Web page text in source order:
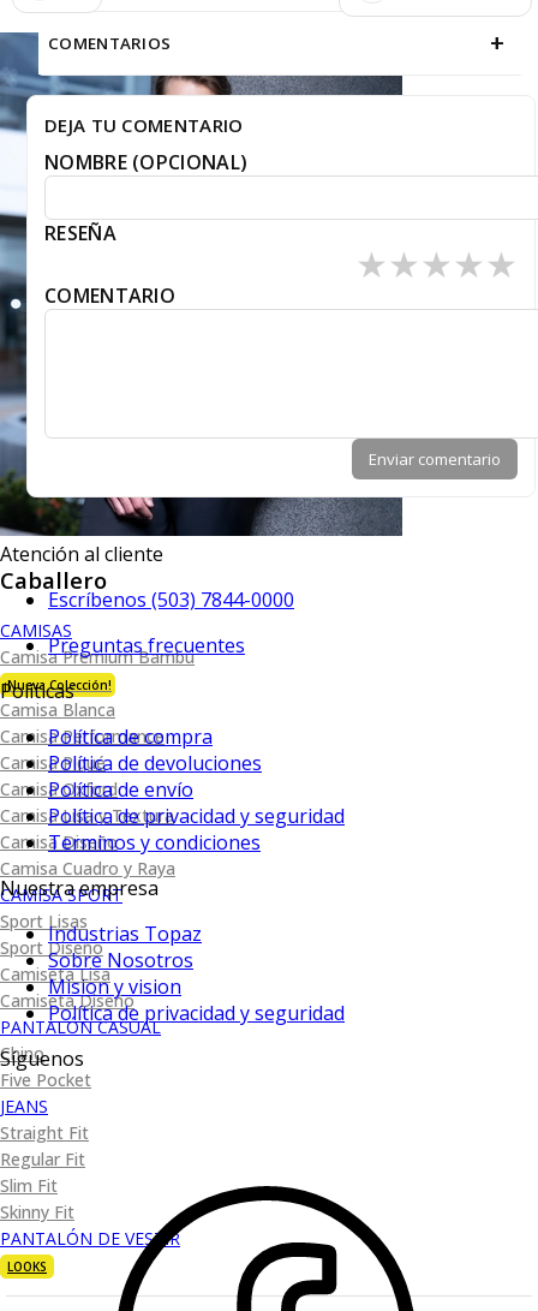
Caballero
CAMISAS
Camisa Premium Bambú
¡Nueva Colección!
Camisa Blanca
Camisa Performance
Camisa Piqué
Camisa Oxford
Camisa Lisa y Textura
Camisa Diseño
Camisa Cuadro y Raya
CAMISA SPORT
Sport Lisas
Sport Diseño
Camiseta Lisa
Camiseta Diseño
PANTALÓN CASUAL
Chino
Five Pocket
JEANS
Straight Fit
Regular Fit
Slim Fit
Skinny Fit
PANTALÓN DE VESTIR
LOOKS
COMENTARIOS +
DEJA TU COMENTARIO
NOMBRE (OPCIONAL)
RESEÑA
★
★
★
★
★
COMENTARIO
Enviar comentario
Atención al cliente
Escríbenos (503) 7844-0000
Preguntas frecuentes
Políticas
Política de compra
Política de devoluciones
Política de envío
Política de privacidad y seguridad
Terminos y condiciones
Nuestra empresa
Industrias Topaz
Sobre Nosotros
Mision y vision
Política de privacidad y seguridad
Síguenos